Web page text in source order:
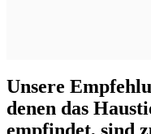
Unsere
denen das